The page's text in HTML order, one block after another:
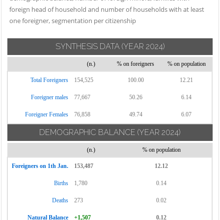
Calvagese della
Riviera
Capriano del
Carpenedolo
Castelcovati
Garda
Manerbio
Marcheno
Marmentino
Mazzano
Milzano
Moniga del
Garda
Monno
Monte Isola
Monticelli Brusati
Montichiari
San Felice del
Benaco
Bresciano
San Paolo
San Zeno
Naviglio
Sarezzo
Saviore
dell'Adamello
Sellero
Soiano del Lago
foreign head of household and number of households with at least
one foreigner, segmentation per citizenship
SYNTHESIS DATA (YEAR 2024)
(n.) % on foreigners % on population
Total Foreigners 154,525 100.00 12.21
Foreigner males 77,667 50.26 6.14
Foreigner Females 76,858 49.74 6.07
DEMOGRAPHIC BALANCE (YEAR 2024)
(n.) % on population
Foreigners on 1th Jan. 153,487 12.12
Births 1,780 0.14
Deaths 273 0.02
Natural Balance +1,507 0.12